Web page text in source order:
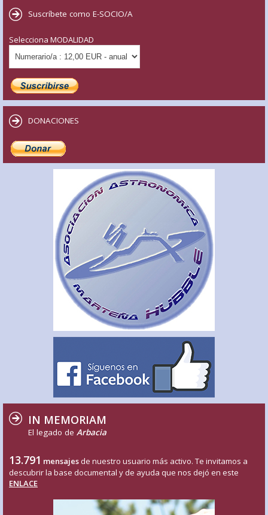
Suscríbete como E-SOCIO/A
Selecciona MODALIDAD
DONACIONES
IN MEMORIAM
El legado de Arbacia
13.791 mensajes de nuestro usuario más activo. Te invitamos a
descubrir la base documental y de ayuda que nos dejó en este
ENLACE